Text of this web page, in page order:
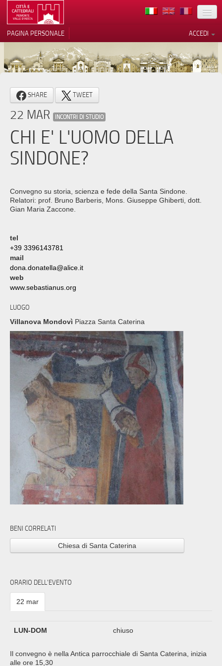
TERRITORIO
ARCHITETTURE
MUSEI
ITINERARI
EVENTI
CONTATTI
PRESS
ACCEDI
PAGINA PERSONALE
SHARE TWEET
22 MAR INCONTRI DI STUDIO
CHI E' L'UOMO DELLA
SINDONE?
Convegno su storia, scienza e fede della Santa Sindone.
Relatori: prof. Bruno Barberis, Mons. Giuseppe Ghiberti, dott.
Gian Maria Zaccone.
tel
+39 3396143781
mail
dona.donatella@alice.it
web
www.sebastianus.org
LUOGO
Villanova Mondovì Piazza Santa Caterina
BENI CORRELATI
Chiesa di Santa Caterina
ORARIO DELL'EVENTO
22 mar
LUN-DOM chiuso
Il convegno è nella Antica parrocchiale di Santa Caterina, inizia
alle ore 15,30
Informativa sulla raccolta
Le tue preferenze relative alla